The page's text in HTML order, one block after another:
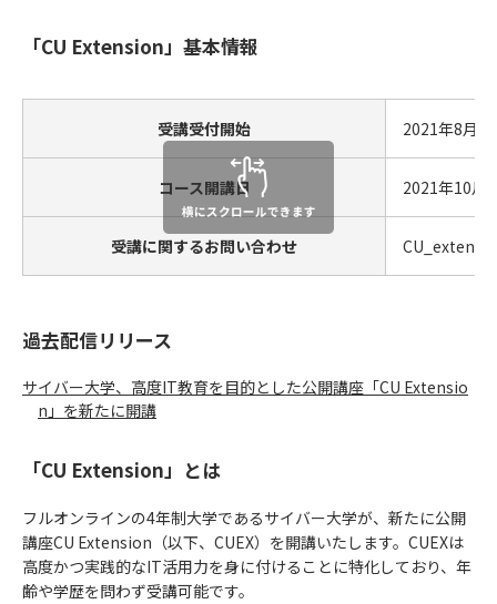
「CU Extension」基本情報
受講受付開始 2021年8月6
コース開講日 2021年10月
受講に関するお問い合わせ
過去配信リリース
サイバー大学、高度IT教育を目的とした公開講座「CU Extensio
n」を新たに開講
「CU Extension」とは
フルオンラインの4年制大学であるサイバー大学が、新たに公開
講座CU Extension（以下、CUEX）を開講いたします。CUEXは
高度かつ実践的なIT活用力を身に付けることに特化しており、年
齢や学歴を問わず受講可能です。